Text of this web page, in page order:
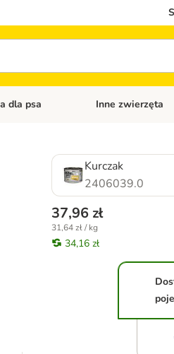
kategorii: Karma dla psa
dla psa Otwórz menu
Inne zwierzęta
Kurczak
2406039.0
37,96 zł
31,64 zł / kg
34,16 zł